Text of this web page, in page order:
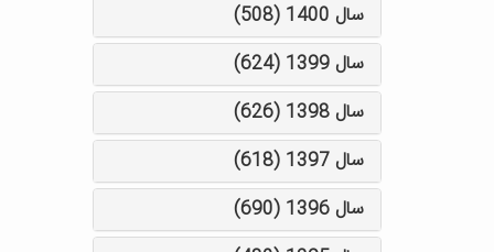
سال 1400 (508)
سال 1399 (624)
سال 1398 (626)
سال 1397 (618)
سال 1396 (690)